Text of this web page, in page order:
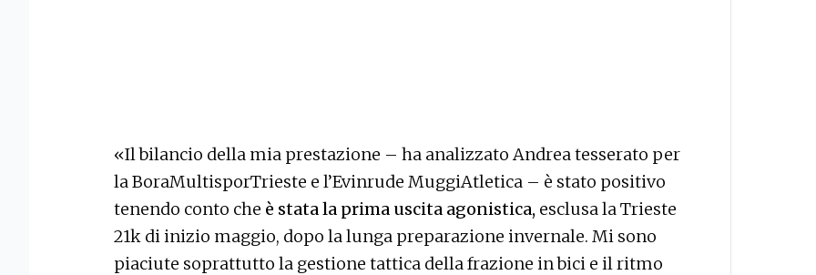
«Il bilancio della mia prestazione – ha analizzato Andrea tesserato per
la BoraMultisporTrieste e l’Evinrude MuggiAtletica – è stato positivo
tenendo conto che è stata la prima uscita agonistica, esclusa la Trieste
21k di inizio maggio, dopo la lunga preparazione invernale. Mi sono
piaciute soprattutto la gestione tattica della frazione in bici e il ritmo